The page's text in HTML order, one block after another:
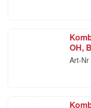
OH,
Art-Nr